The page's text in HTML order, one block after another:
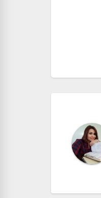
de